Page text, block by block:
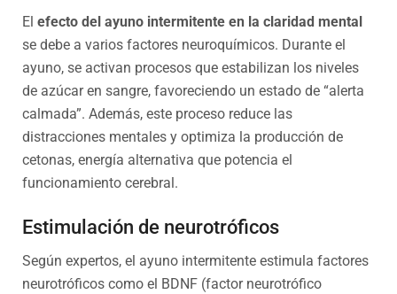
El efecto del ayuno intermitente en la claridad mental
se debe a varios factores neuroquímicos. Durante el
ayuno, se activan procesos que estabilizan los niveles
de azúcar en sangre, favoreciendo un estado de “alerta
calmada”. Además, este proceso reduce las
distracciones mentales y optimiza la producción de
cetonas, energía alternativa que potencia el
funcionamiento cerebral.
Estimulación de neurotróficos
Según expertos, el ayuno intermitente estimula factores
neurotróficos como el BDNF (factor neurotrófico